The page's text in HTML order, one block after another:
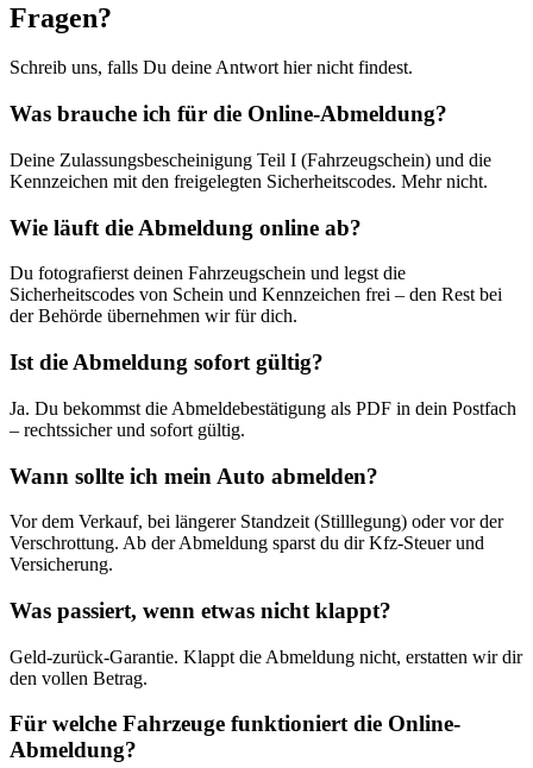
Fragen?
Schreib uns, falls Du deine Antwort hier nicht findest.
Was brauche ich für die Online-Abmeldung?
Deine Zulassungsbescheinigung Teil I (Fahrzeugschein) und die
Kennzeichen mit den freigelegten Sicherheitscodes. Mehr nicht.
Wie läuft die Abmeldung online ab?
Du fotografierst deinen Fahrzeugschein und legst die
Sicherheitscodes von Schein und Kennzeichen frei – den Rest bei
der Behörde übernehmen wir für dich.
Ist die Abmeldung sofort gültig?
Ja. Du bekommst die Abmeldebestätigung als PDF in dein Postfach
– rechtssicher und sofort gültig.
Wann sollte ich mein Auto abmelden?
Vor dem Verkauf, bei längerer Standzeit (Stilllegung) oder vor der
Verschrottung. Ab der Abmeldung sparst du dir Kfz-Steuer und
Versicherung.
Was passiert, wenn etwas nicht klappt?
Geld-zurück-Garantie. Klappt die Abmeldung nicht, erstatten wir dir
den vollen Betrag.
Für welche Fahrzeuge funktioniert die Online-
Abmeldung?